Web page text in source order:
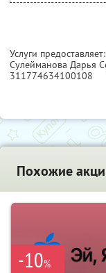
Услуги
Сулейманова Дарья
311774634100108
Похожие
-10%